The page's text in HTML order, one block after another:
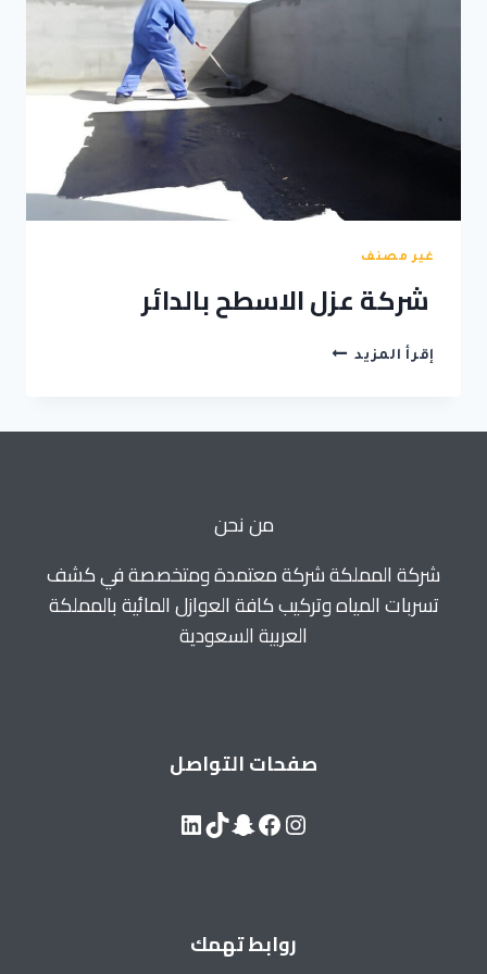
غير مصنف
شركة عزل الاسطح بالدائر
إقرأ المزيد شركة
من نحن
شركة المملكة شركة معتمدة ومتخصصة في كشف
تسربات المياه وتركيب كافة العوازل المائية بالمملكة
العربية السعودية
صفحات التواصل
Instagram
Facebook
Snapchat
TikTok
LinkedIn
روابط تهمك